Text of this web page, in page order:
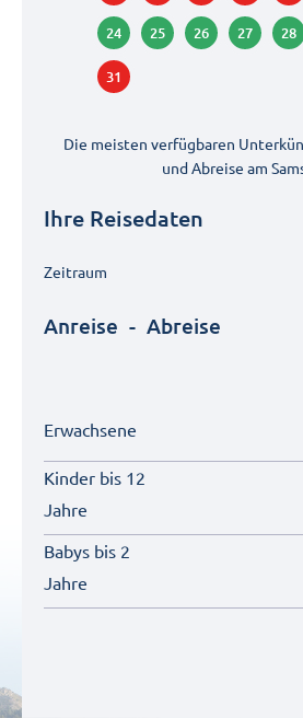
Die meisten verfügbaren
und Abreise am
Ihre Reisedaten
Zeitraum
Anreise - Abreise
Erwachsene
Kinder bis 12
Jahre
Babys bis 2
Jahre
24 25 26 27 28
31